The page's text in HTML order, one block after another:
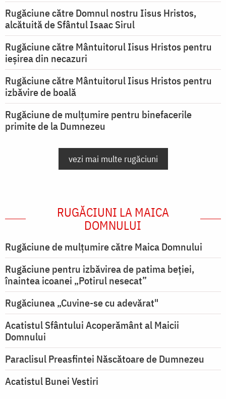
Rugăciune către Domnul nostru Iisus Hristos,
alcătuită de Sfântul Isaac Sirul
Rugăciune către Mântuitorul Iisus Hristos pentru
ieşirea din necazuri
Rugăciune către Mântuitorul Iisus Hristos pentru
izbăvire de boală
Rugăciune de mulțumire pentru binefacerile
primite de la Dumnezeu
vezi mai multe rugăciuni
RUGĂCIUNI LA MAICA
DOMNULUI
Rugăciune de mulţumire către Maica Domnului
Rugăciune pentru izbăvirea de patima beției,
înaintea icoanei „Potirul nesecat”
Rugăciunea „Cuvine-se cu adevărat"
Acatistul Sfântului Acoperământ al Maicii
Domnului
Paraclisul Preasfintei Născătoare de Dumnezeu
Acatistul Bunei Vestiri